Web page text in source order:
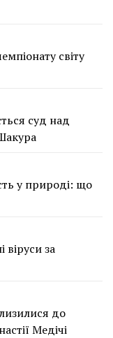
світу
суд над
у природі: що
віруси за
до
Медічі